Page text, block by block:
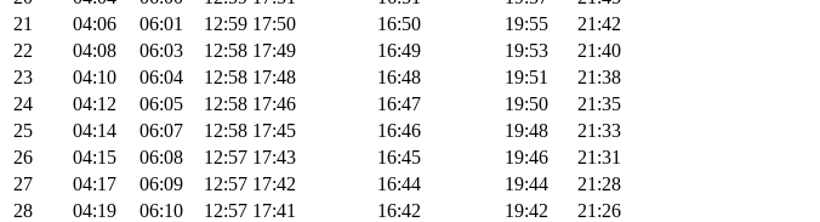
21
04:06 06:01 12:59 17:50 16:50 19:55
21:42
22
04:08 06:03 12:58 17:49 16:49 19:53
21:40
23
04:10 06:04 12:58 17:48 16:48 19:51
21:38
24
04:12 06:05 12:58 17:46 16:47 19:50
21:35
25
04:14 06:07 12:58 17:45 16:46 19:48
21:33
26
04:15 06:08 12:57 17:43 16:45 19:46
21:31
27
04:17 06:09 12:57 17:42 16:44 19:44
21:28
28
04:19 06:10 12:57 17:41 16:42 19:42
21:26